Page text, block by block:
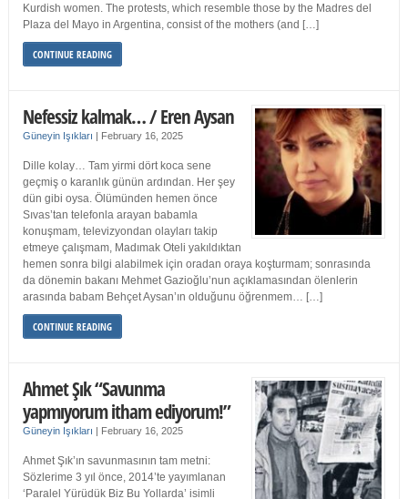
Kurdish women. The protests, which resemble those by the Madres del
Plaza del Mayo in Argentina, consist of the mothers (and […]
CONTINUE READING
Nefessiz kalmak… / Eren Aysan
Güneyin Işıkları | February 16, 2025
Dille kolay… Tam yirmi dört koca sene
geçmiş o karanlık günün ardından. Her şey
dün gibi oysa. Ölümünden hemen önce
Sıvas’tan telefonla arayan babamla
konuşmam, televizyondan olayları takip
etmeye çalışmam, Madımak Oteli yakıldıktan
hemen sonra bilgi alabilmek için oradan oraya koşturmam; sonrasında
da dönemin bakanı Mehmet Gazioğlu’nun açıklamasından ölenlerin
arasında babam Behçet Aysan’ın olduğunu öğrenmem… […]
CONTINUE READING
Ahmet Şık “Savunma
yapmıyorum itham ediyorum!”
Güneyin Işıkları | February 16, 2025
Ahmet Şık’ın savunmasının tam metni:
Sözlerime 3 yıl önce, 2014’te yayımlanan
‘Paralel Yürüdük Biz Bu Yollarda’ isimli